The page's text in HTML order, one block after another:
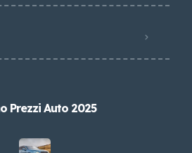
Prezzi Auto 2025